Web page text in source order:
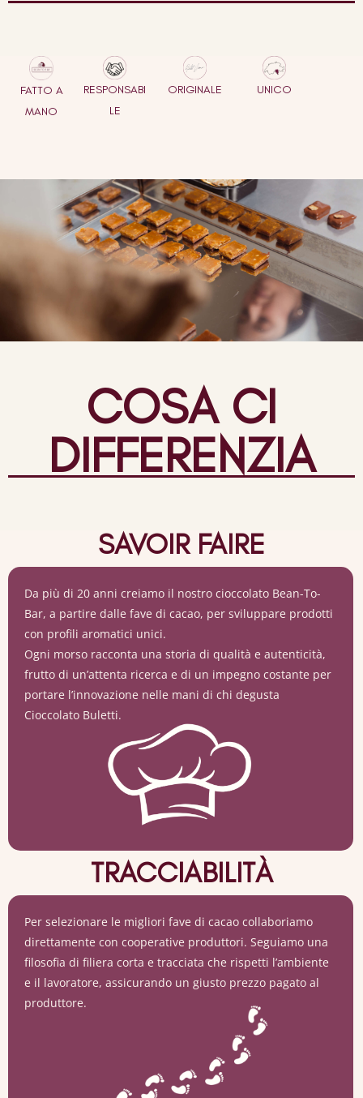
FATTO A
MANO
RESPONSABI
LE
ORIGINALE UNICO
COSA CI
DIFFERENZIA
SAVOIR FAIRE
Da più di 20 anni creiamo il nostro cioccolato Bean-To-
Bar, a partire dalle fave di cacao, per sviluppare prodotti
con profili aromatici unici.
Ogni morso racconta una storia di qualità e autenticità,
frutto di un’attenta ricerca e di un impegno costante per
portare l’innovazione nelle mani di chi degusta
Cioccolato Buletti.
TRACCIABILITÀ
Per selezionare le migliori fave di cacao collaboriamo
direttamente con cooperative produttori. Seguiamo una
filosofia di filiera corta e tracciata che rispetti l’ambiente
e il lavoratore, assicurando un giusto prezzo pagato al
produttore.